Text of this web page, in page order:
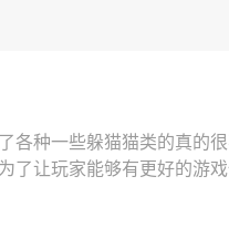
各种一些躲猫猫类的真的
了让玩家能够有更好的游